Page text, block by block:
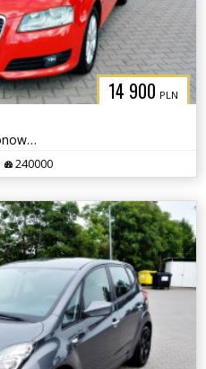
14 900 PLN
Klimatyzacja, Opony wielosezonowe, Czujniki parkowania tył
240000